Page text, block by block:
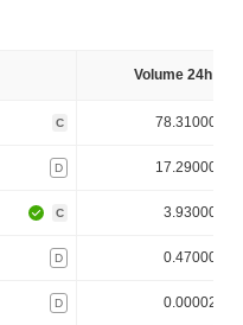
Volume 24h (%)
C 78.310000%
D 17.290000%
C 3.930000%
D 0.470000%
D 0.000020%